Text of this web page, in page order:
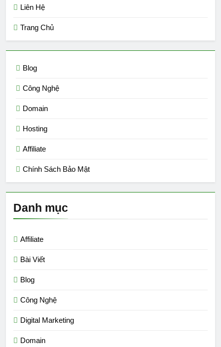
Liên Hệ
Trang Chủ
Blog
Công Nghệ
Domain
Hosting
Affiliate
Chính Sách Bảo Mật
Danh mục
Affiliate
Bài Viết
Blog
Công Nghệ
Digital Marketing
Domain